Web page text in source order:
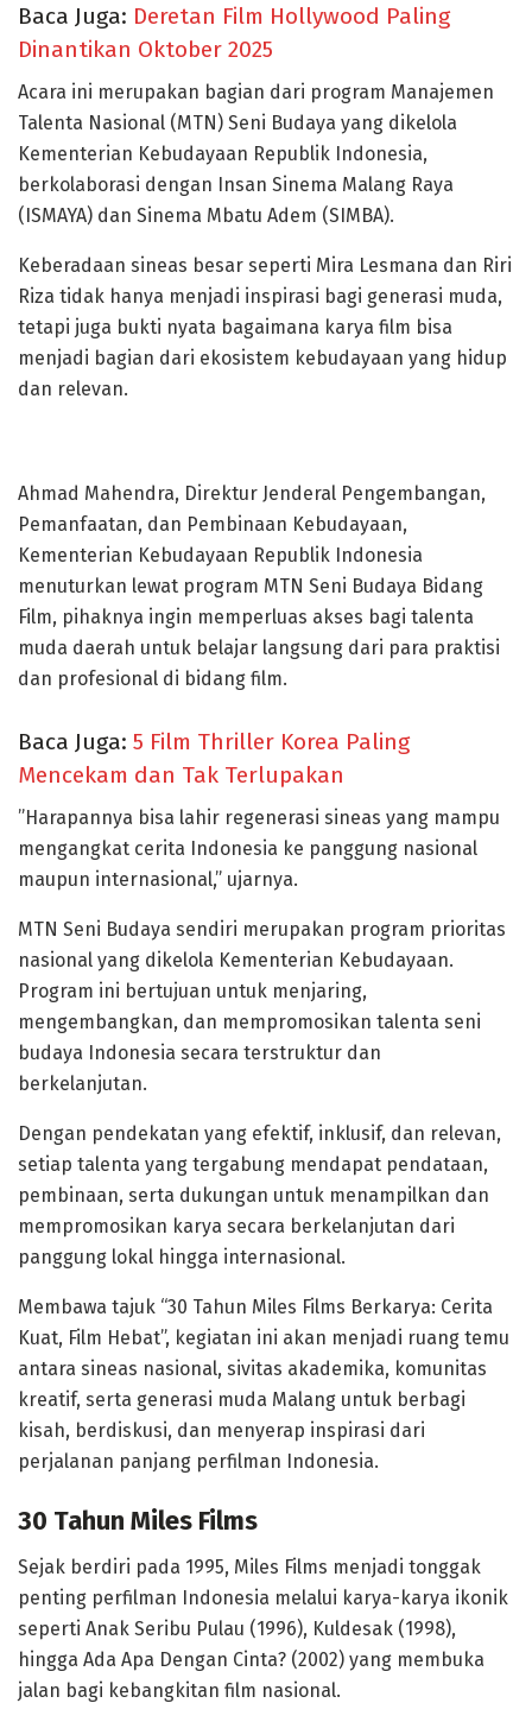
Baca Juga: Deretan Film Hollywood Paling
Dinantikan Oktober 2025
Acara ini merupakan bagian dari program Manajemen
Talenta Nasional (MTN) Seni Budaya yang dikelola
Kementerian Kebudayaan Republik Indonesia,
berkolaborasi dengan Insan Sinema Malang Raya
(ISMAYA) dan Sinema Mbatu Adem (SIMBA).
Keberadaan sineas besar seperti Mira Lesmana dan Riri
Riza tidak hanya menjadi inspirasi bagi generasi muda,
tetapi juga bukti nyata bagaimana karya film bisa
menjadi bagian dari ekosistem kebudayaan yang hidup
dan relevan.
Ahmad Mahendra, Direktur Jenderal Pengembangan,
Pemanfaatan, dan Pembinaan Kebudayaan,
Kementerian Kebudayaan Republik Indonesia
menuturkan lewat program MTN Seni Budaya Bidang
Film, pihaknya ingin memperluas akses bagi talenta
muda daerah untuk belajar langsung dari para praktisi
dan profesional di bidang film.
Baca Juga: 5 Film Thriller Korea Paling
Mencekam dan Tak Terlupakan
”Harapannya bisa lahir regenerasi sineas yang mampu
mengangkat cerita Indonesia ke panggung nasional
maupun internasional,” ujarnya.
MTN Seni Budaya sendiri merupakan program prioritas
nasional yang dikelola Kementerian Kebudayaan.
Program ini bertujuan untuk menjaring,
mengembangkan, dan mempromosikan talenta seni
budaya Indonesia secara terstruktur dan
berkelanjutan.
Dengan pendekatan yang efektif, inklusif, dan relevan,
setiap talenta yang tergabung mendapat pendataan,
pembinaan, serta dukungan untuk menampilkan dan
mempromosikan karya secara berkelanjutan dari
panggung lokal hingga internasional.
Membawa tajuk “30 Tahun Miles Films Berkarya: Cerita
Kuat, Film Hebat”, kegiatan ini akan menjadi ruang temu
antara sineas nasional, sivitas akademika, komunitas
kreatif, serta generasi muda Malang untuk berbagi
kisah, berdiskusi, dan menyerap inspirasi dari
perjalanan panjang perfilman Indonesia.
30 Tahun Miles Films
Sejak berdiri pada 1995, Miles Films menjadi tonggak
penting perfilman Indonesia melalui karya-karya ikonik
seperti Anak Seribu Pulau (1996), Kuldesak (1998),
hingga Ada Apa Dengan Cinta? (2002) yang membuka
jalan bagi kebangkitan film nasional.